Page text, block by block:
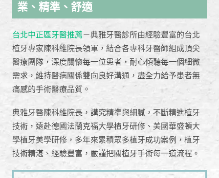
業、精準、舒適
台北中正區牙醫推薦－典雅牙醫診所由經驗豐富的台北
植牙專家陳科維院長領軍，結合各專科牙醫師組成頂尖
醫療團隊，深度關懷每一位患者，耐心傾聽每一個細微
需求，維持醫病關係雙向良好溝通，盡全力給予患者無
痛感的手術醫療品質。
典雅牙醫陳科維院長，講究精準與細膩，不斷精進植牙
技術，遠赴德國法蘭克福大學植牙研修、美國華盛頓大
學植牙美學研修，多年來累積眾多植牙成功案例，植牙
技術精湛、經驗豐富，嚴謹把關植牙手術每一道流程。